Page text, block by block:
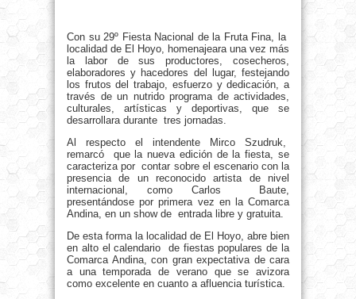
Con su 29º Fiesta Nacional de la Fruta Fina, la
localidad de El Hoyo, homenajeara una vez más
la labor de sus productores, cosecheros,
elaboradores y hacedores del lugar, festejando
los frutos del trabajo, esfuerzo y dedicación, a
través de un nutrido programa de actividades,
culturales, artísticas y deportivas, que se
desarrollara durante tres jornadas.
Al respecto el intendente Mirco Szudruk,
remarcó que la nueva edición de la fiesta, se
caracteriza por contar sobre el escenario con la
presencia de un reconocido artista de nivel
internacional, como Carlos Baute,
presentándose por primera vez en la Comarca
Andina, en un show de entrada libre y gratuita.
De esta forma la localidad de El Hoyo, abre bien
en alto el calendario de fiestas populares de la
Comarca Andina, con gran expectativa de cara
a una temporada de verano que se avizora
como excelente en cuanto a afluencia turística.